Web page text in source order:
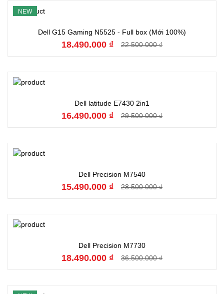
Đặt hàng
NEW
Dell G15 Gaming N5525 - Full box (Mới 100%)
18.490.000 ₫ 22.500.000 ₫
Đặt hàng
Dell latitude E7430 2in1
16.490.000 ₫ 29.500.000 ₫
Đặt hàng
Dell Precision M7540
15.490.000 ₫ 28.500.000 ₫
Đặt hàng
Dell Precision M7730
18.490.000 ₫ 36.500.000 ₫